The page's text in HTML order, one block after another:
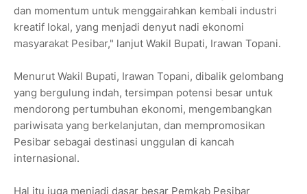
dan momentum untuk menggairahkan kembali industri
kreatif lokal, yang menjadi denyut nadi ekonomi
masyarakat Pesibar," lanjut Wakil Bupati, Irawan Topani.
Menurut Wakil Bupati, Irawan Topani, dibalik gelombang
yang bergulung indah, tersimpan potensi besar untuk
mendorong pertumbuhan ekonomi, mengembangkan
pariwisata yang berkelanjutan, dan mempromosikan
Pesibar sebagai destinasi unggulan di kancah
internasional.
Hal itu juga menjadi dasar besar Pemkab Pesibar